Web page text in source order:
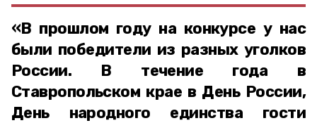
«В прошлом году на конкурсе у нас
были победители из разных уголков
России. В течение года в
Ставропольском крае в День России,
День народного единства гости